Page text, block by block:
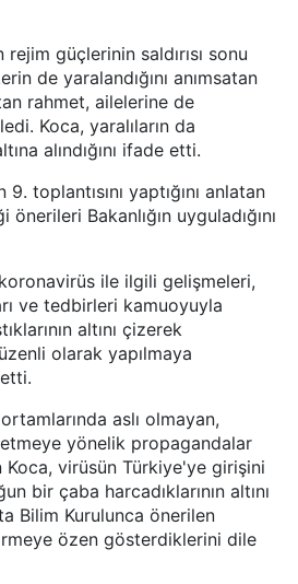
güçlerinin saldırısı sonu
de yaralandığını anımsatan
rahmet, ailelerine de
Koca, yaralıların da
alındığını ifade etti.
toplantısını yaptığını anlatan
Bakanlığın uyguladığını
ile ilgili gelişmeleri,
ve tedbirleri kamuoyuyla
altını çizerek
olarak yapılmaya
aslı olmayan,
yönelik propagandalar
Koca, virüsün Türkiye'ye girişini
bir çaba harcadıklarının altını
Bilim Kurulunca önerilen
özen gösterdiklerini dile